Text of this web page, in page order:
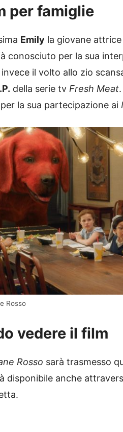
per famiglie
Emily la giovane
conosciuto per la sua
il volto allo zio
della serie tv Fresh Meat
la sua partecipazione ai
Rosso
vedere il film
Rosso sarà trasmesso
disponibile anche